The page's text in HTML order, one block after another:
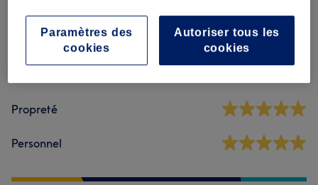
4,8 716 avis
Propreté
Personnel
Autoriser tous les
cookies
Paramètres des
cookies